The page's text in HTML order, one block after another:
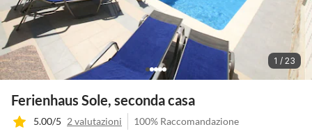
1 / 23
Ferienhaus Sole, seconda casa
5.00/5 2 valutazioni 100% Raccomandazione